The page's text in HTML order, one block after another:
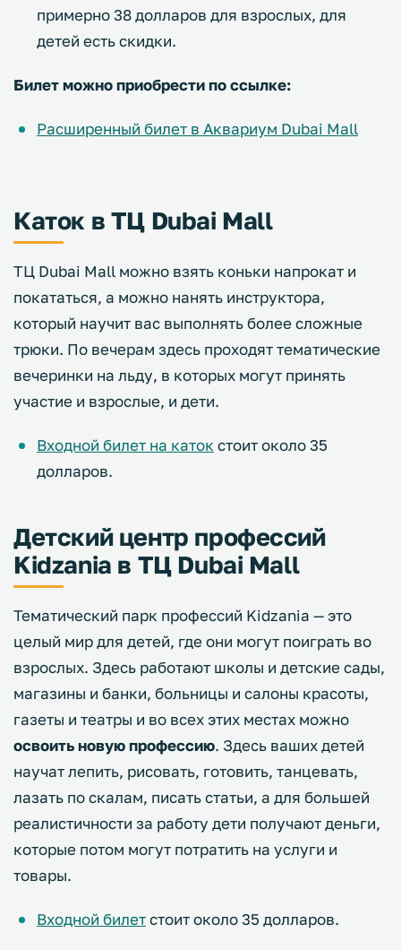
примерно 38 долларов для взрослых, для
детей есть скидки.
Билет можно приобрести по ссылке:
Расширенный билет в Аквариум Dubai Mall
Каток в ТЦ Dubai Mall
ТЦ Dubai Mall можно взять коньки напрокат и
покататься, а можно нанять инструктора,
который научит вас выполнять более сложные
трюки. По вечерам здесь проходят тематические
вечеринки на льду, в которых могут принять
участие и взрослые, и дети.
Входной билет на каток стоит около 35
долларов.
Детский центр профессий
Kidzania в ТЦ Dubai Mall
Тематический парк профессий Kidzania — это
целый мир для детей, где они могут поиграть во
взрослых. Здесь работают школы и детские сады,
магазины и банки, больницы и салоны красоты,
газеты и театры и во всех этих местах можно
освоить новую профессию. Здесь ваших детей
научат лепить, рисовать, готовить, танцевать,
лазать по скалам, писать статьи, а для большей
реалистичности за работу дети получают деньги,
которые потом могут потратить на услуги и
товары.
Входной билетстоит около 35 долларов.